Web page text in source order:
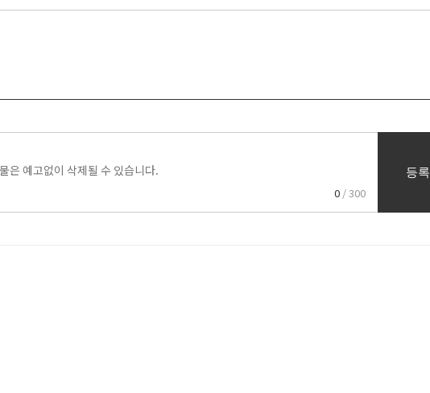
0 / 300
등록